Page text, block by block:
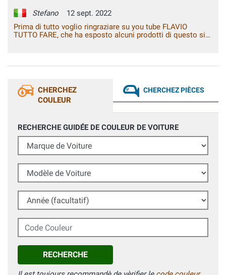
Stefano
12 sept. 2022
Prima di tutto voglio ringraziare su you tube FLAVIO
TUTTO FARE, che ha esposto alcuni prodotti di questo sito
ottimo, saluti.
CHERCHEZ
COULEUR
CHERCHEZ PIÈCES
RECHERCHE GUIDÉE DE COULEUR DE VOITURE
Marque de Voiture
Modèle de Voiture
Année (facultatif)
Code Couleur
RECHERCHE